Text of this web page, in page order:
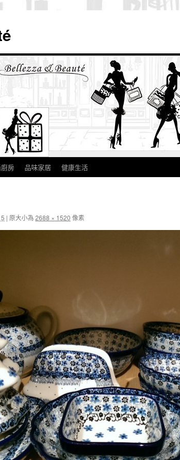
房 品味家居 健康生活
| 原大小為 2688 × 1520 像素